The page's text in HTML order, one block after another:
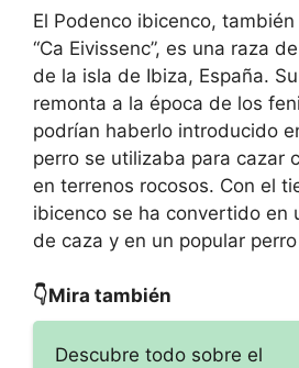
El Podenco ibicenco,
“Ca Eivissenc”, es una raza
de la isla de Ibiza, España. Su
remonta a la época de los
podrían haberlo introducido
perro se utilizaba para cazar
en terrenos rocosos. Con el
ibicenco se ha convertido en
de caza y en un popular
👇Mira también
Descubre todo sobre el